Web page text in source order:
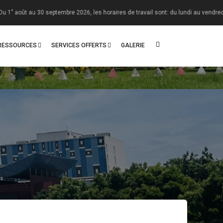
30 septembre 2026, les horaires de travail sont: du lundi au vendredi : 08 h -
SERVICES OFFERTS GALERIE